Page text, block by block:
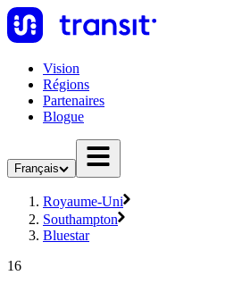
Vision
Régions
Partenaires
Blogue
Français
Royaume-Uni
Southampton
Bluestar
16